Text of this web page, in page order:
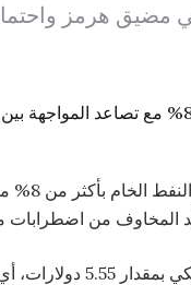
مضيق هرمز
. قفزت
المخاوف من اضطرابات